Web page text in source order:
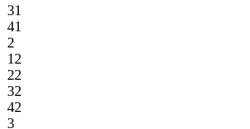
31
41
2
12
22
32
42
3